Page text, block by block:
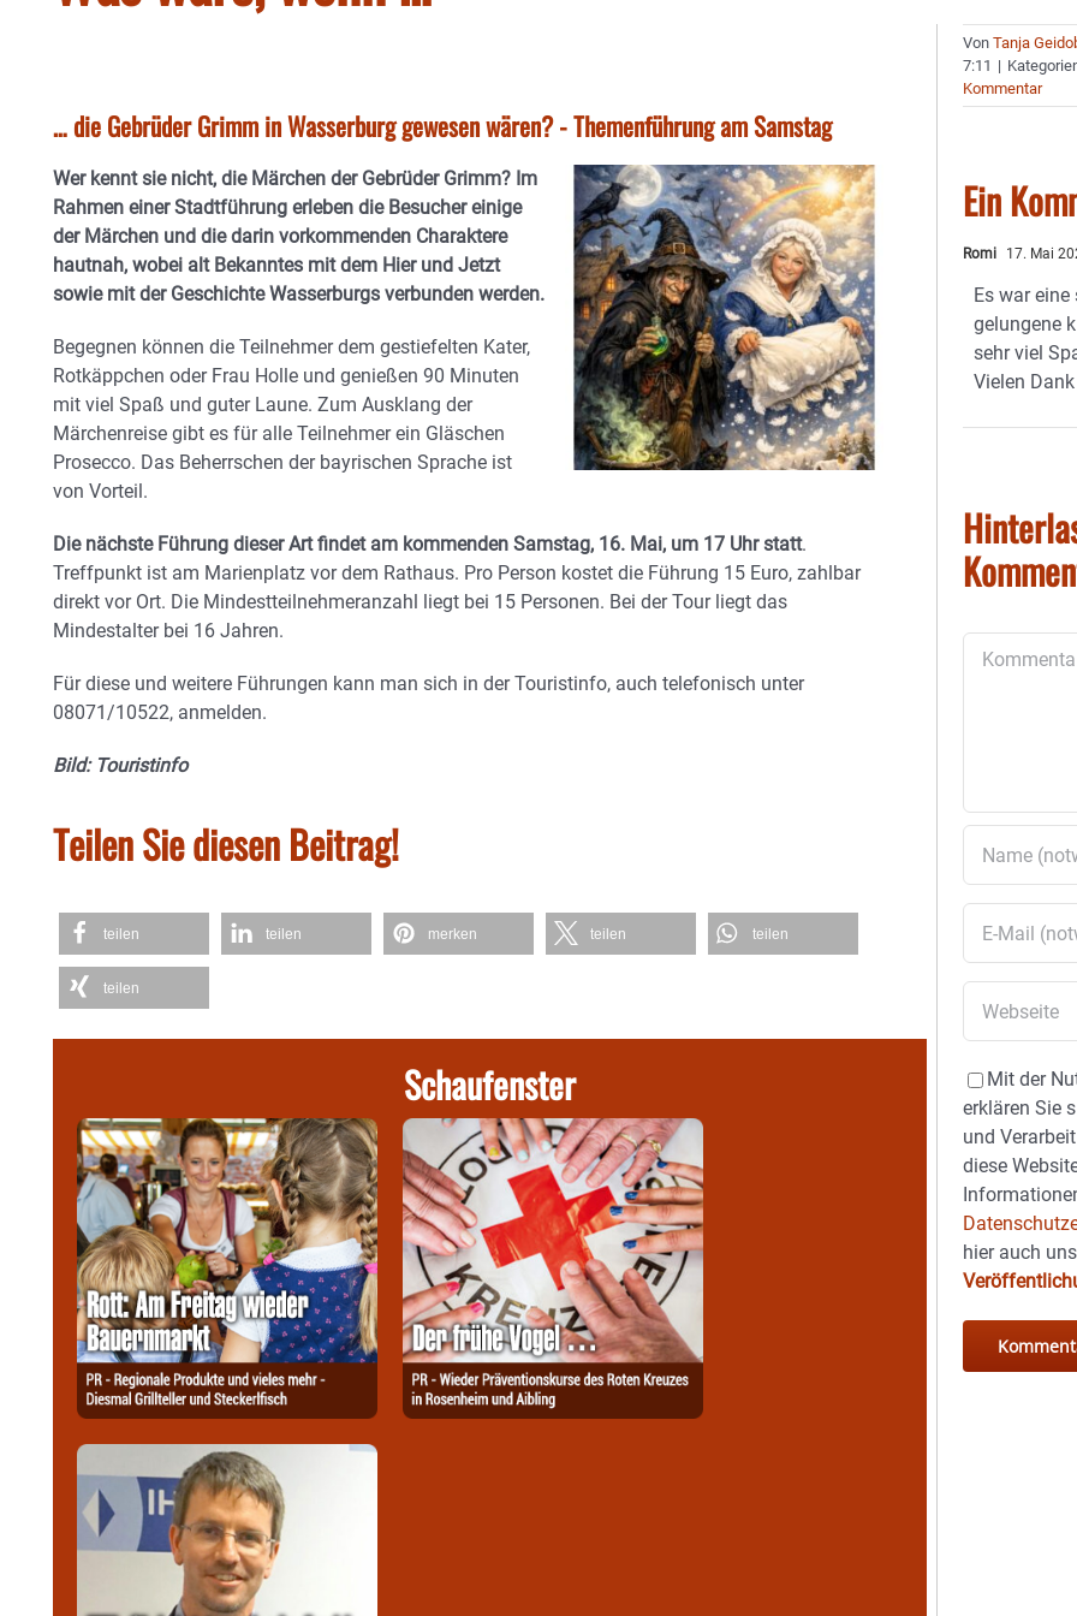
… die Gebrüder Grimm in Wasserburg gewesen wären? - Themenführung am Samstag
Wer kennt sie nicht, die Märchen der Gebrüder Grimm? Im
Rahmen einer Stadtführung erleben die Besucher einige
der Märchen und die darin vorkommenden Charaktere
hautnah, wobei alt Bekanntes mit dem Hier und Jetzt
sowie mit der Geschichte Wasserburgs verbunden werden.
Begegnen können die Teilnehmer dem gestiefelten Kater,
Rotkäppchen oder Frau Holle und genießen 90 Minuten
mit viel Spaß und guter Laune. Zum Ausklang der
Märchenreise gibt es für alle Teilnehmer ein Gläschen
Prosecco. Das Beherrschen der bayrischen Sprache ist
von Vorteil.
Die nächste Führung dieser Art findet am kommenden Samstag, 16. Mai, um 17 Uhr statt.
Treffpunkt ist am Marienplatz vor dem Rathaus. Pro Person kostet die Führung 15 Euro, zahlbar
direkt vor Ort. Die Mindestteilnehmeranzahl liegt bei 15 Personen. Bei der Tour liegt das
Mindestalter bei 16 Jahren.
Für diese und weitere Führungen kann man sich in der Touristinfo, auch telefonisch unter
08071/10522, anmelden.
Bild: Touristinfo
Teilen Sie diesen Beitrag!
teilen teilen merken teilen teilen
teilen
Schaufenster
VonTanja
7:11 |
Kommentar
Ein
Romi 17. Mai
Es war
gelungene
sehr viel
Vielen
Mit der
erklären Sie
und
diese
hier auch